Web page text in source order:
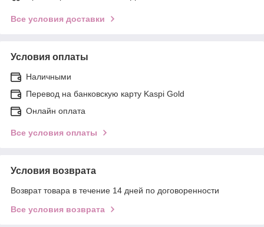
Все условия доставки
Условия оплаты
Наличными
Перевод на банковскую карту Kaspi Gold
Онлайн оплата
Все условия оплаты
Условия возврата
Возврат товара в течение 14 дней по договоренности
Все условия возврата